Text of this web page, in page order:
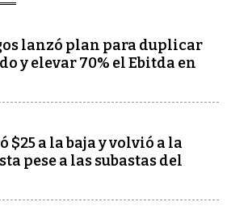
lanzó plan para duplicar
y elevar 70% el Ebitda en
$25 a la baja y volvió a la
pese a las subastas del